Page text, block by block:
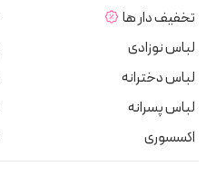
تخفیف دار ها
لباس نوزادی
لباس دخترانه
لباس پسرانه
اکسسوری